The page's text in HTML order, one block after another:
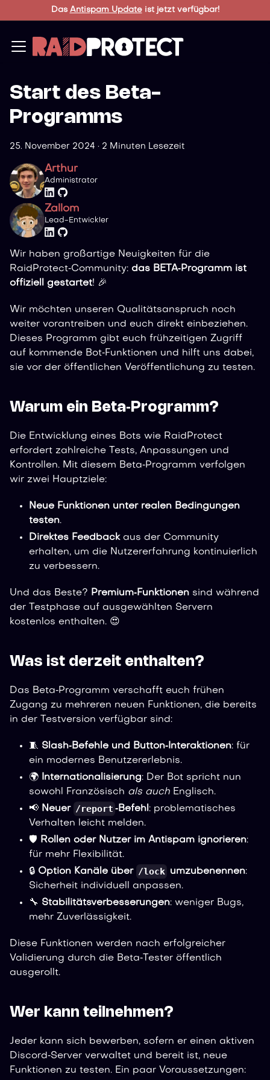
Das Antispam Updateist jetzt verfügbar!
Start des Beta-
Programms
25. November 2024 · 2 Minuten Lesezeit
Arthur
Administrator
Zallom
Lead-Entwickler
Wir haben großartige Neuigkeiten für die
RaidProtect‑Community: das BETA‑Programm ist
offiziell gestartet! 🎉
Wir möchten unseren Qualitätsanspruch noch
weiter vorantreiben und euch direkt einbeziehen.
Dieses Programm gibt euch frühzeitigen Zugriff
auf kommende Bot‑Funktionen und hilft uns dabei,
sie vor der öffentlichen Veröffentlichung zu testen.
Warum ein Beta‑Programm?
Die Entwicklung eines Bots wie RaidProtect
erfordert zahlreiche Tests, Anpassungen und
Kontrollen. Mit diesem Beta‑Programm verfolgen
wir zwei Hauptziele:
Neue Funktionen unter realen Bedingungen
testen.
Direktes Feedbackaus der Community
erhalten, um die Nutzererfahrung kontinuierlich
zu verbessern.
Und das Beste? Premium‑Funktionen sind während
der Testphase auf ausgewählten Servern
kostenlos enthalten. 😍
Was ist derzeit enthalten?
Das Beta‑Programm verschafft euch frühen
Zugang zu mehreren neuen Funktionen, die bereits
in der Testversion verfügbar sind:
🧵 Slash‑Befehle und Button‑Interaktionen: für
ein modernes Benutzererlebnis.
🌍 Internationalisierung: Der Bot spricht nun
sowohl Französisch als auch Englisch.
📢 Neuer /report ‑Befehl: problematisches
Verhalten leicht melden.
🛡️ Rollen oder Nutzer im Antispam ignorieren:
für mehr Flexibilität.
🔒 Option Kanäle über /lock umzubenennen:
Sicherheit individuell anpassen.
🔧 Stabilitätsverbesserungen: weniger Bugs,
mehr Zuverlässigkeit.
Diese Funktionen werden nach erfolgreicher
Validierung durch die Beta‑Tester öffentlich
ausgerollt.
Wer kann teilnehmen?
Jeder kann sich bewerben, sofern er einen aktiven
Discord‑Server verwaltet und bereit ist, neue
Funktionen zu testen. Ein paar Voraussetzungen: